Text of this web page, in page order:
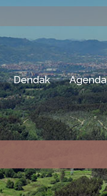
Dendak Agenda